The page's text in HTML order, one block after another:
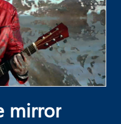
mirror